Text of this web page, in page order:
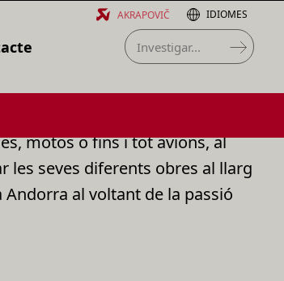
IDIOMES
AKRAPOVIČ
motos o fins i tot avions, al
les seves diferents obres al llarg
Andorra al voltant de la passió